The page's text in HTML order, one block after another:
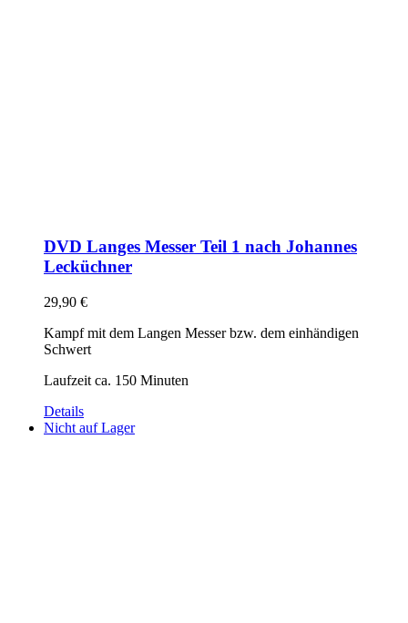
DVD Langes Messer Teil 1 nach Johannes
Lecküchner
29,90 €
Kampf mit dem Langen Messer bzw. dem einhändigen
Schwert
Laufzeit ca. 150 Minuten
Details
Nicht auf Lager